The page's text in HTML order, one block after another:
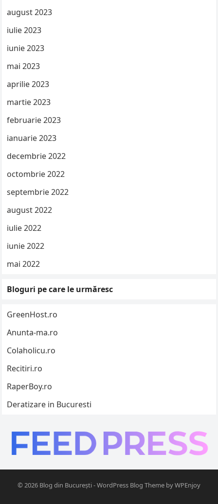
august 2023
iulie 2023
iunie 2023
mai 2023
aprilie 2023
martie 2023
februarie 2023
ianuarie 2023
decembrie 2022
octombrie 2022
septembrie 2022
august 2022
iulie 2022
iunie 2022
mai 2022
Bloguri pe care le urmăresc
GreenHost.ro
Anunta-ma.ro
Colaholicu.ro
Recitiri.ro
RaperBoy.ro
Deratizare in Bucuresti
© 2026 Blog din București-WordPress Blog Theme byWPEnjoy